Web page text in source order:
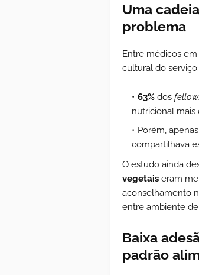
Uma
problema
Entre médicos
cultural do serviço:
63% dos
nutricional mais
Porém, apenas
compartilhava
O estudo ainda
vegetais eram
aconselhamento
entre ambiente
Baixa
padrão